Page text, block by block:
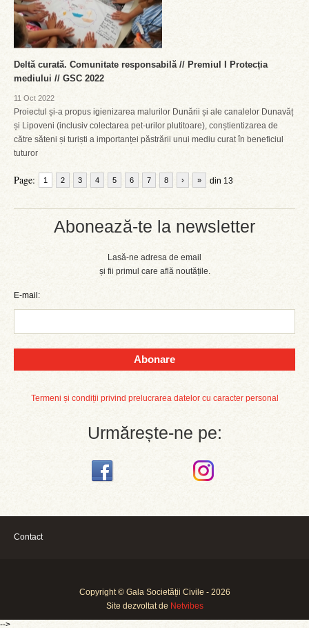
Abonează-te la newsletter
Lasă-ne adresa de email
și fii primul care află noutățile.
E-mail:
Abonare
Termeni și condiții privind prelucrarea datelor cu caracter personal
Urmărește-ne pe:
Deltă curată. Comunitate responsabilă // Premiul I Protecția
mediului // GSC 2022
11 Oct 2022
Proiectul și-a propus igienizarea malurilor Dunării și ale canalelor Dunavăț
și Lipoveni (inclusiv colectarea pet-urilor plutitoare), conștientizarea de
către săteni și turiști a importanței păstrării unui mediu curat în beneficiul
tuturor
Page: 1 2 3 4 5 6 7 8 din 13
› »
Contact
Copyright © Gala Societății Civile - 2026
Site dezvoltat de Netvibes
-->